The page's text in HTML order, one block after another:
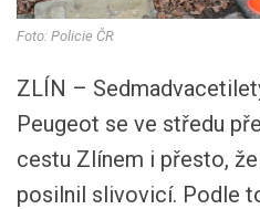
Foto: Policie ČR
ZLÍN –
Peugeot se ve středu
cestu Zlínem i přesto,
posilnil slivovicí. Podle